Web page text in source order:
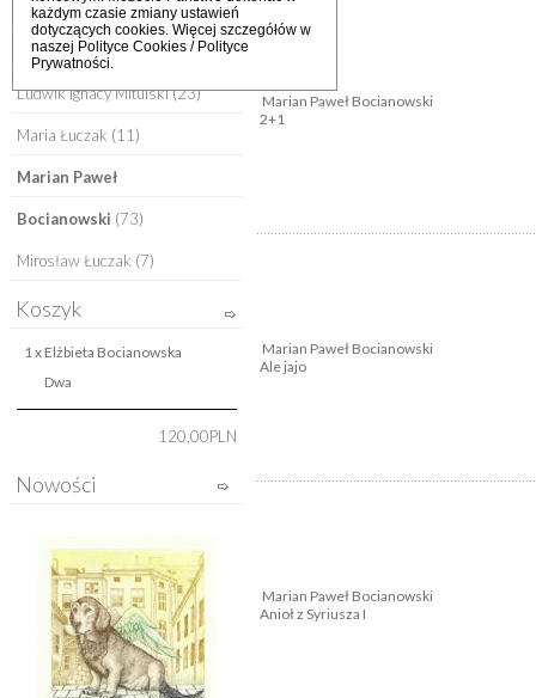
każdym czasie zmiany ustawień
dotyczących cookies. Więcej szczegółów w
naszej Polityce Cookies / Polityce
Prywatności.
Elżbieta Bocianowska(118)
Janina Piechowicz(13)
Ludwik Ignacy Mitulski(23)
Maria Łuczak (11)
Marian Paweł
Bocianowski (73)
Mirosław Łuczak (7)
Koszyk
1 x Elżbieta Bocianowska
Dwa
120,00PLN
Nowości
Marian Paweł Bocianowski
2+1
Marian Paweł Bocianowski
Ale jajo
Marian Paweł Bocianowski
Anioł z Syriusza I